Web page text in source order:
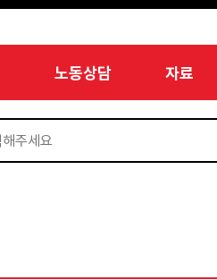
노동상담 자료